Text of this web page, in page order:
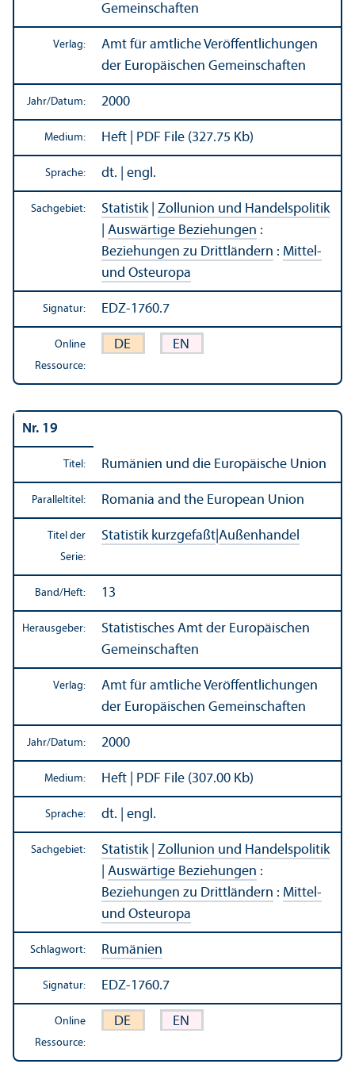
Gemeinschaften
Verlag:
Amt für amtliche Veröffentlichungen
der Europäischen Gemeinschaften
Jahr/Datum: 2000
Medium: Heft | PDF File (327.75 Kb)
Sprache: dt. | engl.
Sachgebiet: Statistik| Zollunion und Handels­politik
Auswärtige Beziehungen :
Beziehungen zu Drittländern : Mittel-
und Osteuropa
Signatur: EDZ-1760.7
Online
Ressource:
DE EN
Nr. 19
Titel: Rumänien und die Europäische Union
Paralleltitel: Romania and the European Union
Titel der
Serie:
Statistik kurzgefaßt Außen­handel
Band/Heft: 13
Herausgeber:
Statistisches Amt der Europäischen
Gemeinschaften
Verlag:
Amt für amtliche Veröffentlichungen
der Europäischen Gemeinschaften
Jahr/Datum: 2000
Medium: Heft | PDF File (307.00 Kb)
Sprache: dt. | engl.
Sachgebiet: Statistik| Zollunion und Handels­politik
Auswärtige Beziehungen :
Beziehungen zu Drittländern : Mittel-
und Osteuropa
Schlagwort: Rumänien
Signatur: EDZ-1760.7
Online
Ressource:
DE EN